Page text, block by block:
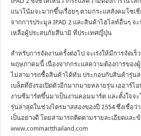
แนวโน้มจะมากขึ้นเรื่อยๆ ตามกระแสสังคมโซเชี่
จากการประมูล IPAD 2 และสินค้าไฮไลท์อื่นๆ จ
เหลือผู้ประสบภัยสึนามิ ที่ประเทศญี่ปุ่น
สำหรับการจัดงานครั้งต่อไป จะเร่งให้มีการจัดเร็
พฤษภาคมนี้ เนื่องจากกระแสความต้องการของ
ไม่สามารถซื้อสินค้าได้ทัน ประกอบกับสินค้ารุ่น
เบล็ตที่ยังรอเปิดตัวอีกมากมายหลายรุ่น เออาร์ไ
งานซีมาร์ตขึ้นมาเป็นงานคอมมาร์ต และตั้งใจจะ
รุ่นล่าสุดในช่วงไตรมาสสองของปี 2554 ซึ่งเชื่อ
เป็นอย่างดี โดยสามารถติดตามรายละเอียดและ
www.commartthailand.com